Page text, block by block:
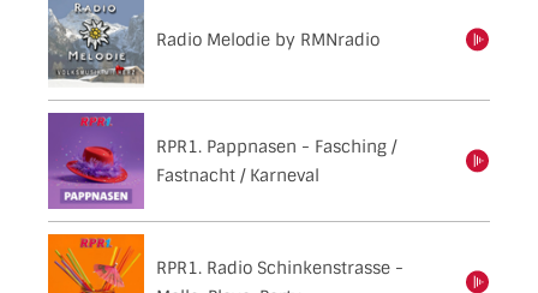
Radio Melodie by RMNradioeinschalten
RPR1. Pappnasen - Fasching /
Fastnacht / Karneval
einschalten
RPR1. Radio Schinkenstrasse -